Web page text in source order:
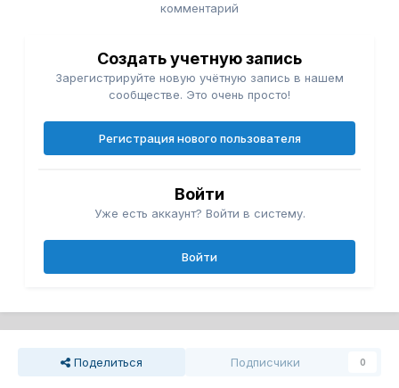
комментарий
Создать учетную запись
Зарегистрируйте новую учётную запись в нашем
сообществе. Это очень просто!
Регистрация нового пользователя
Войти
Уже есть аккаунт? Войти в систему.
Войти
Поделиться Подписчики 0